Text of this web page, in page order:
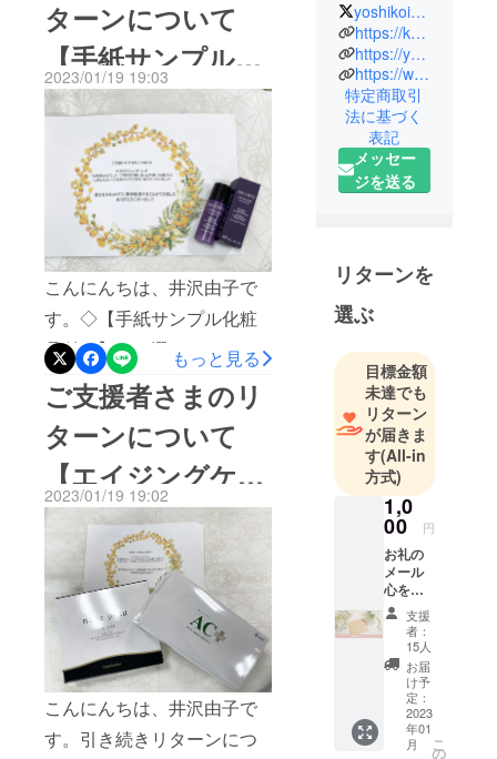
した。コロナも落ち着き、
活動ができるようになりま
したのでご報告させていた
だきます。昨日（6/15）某
介護デイケアサービスでハ
ンドマッサージ＆ネイルを
させて頂きました。お邪魔
したデイサービスでは美容
のイベントは初めてで、利
用者様はもちろん施設の方
にも大変ご興味を持ってい
ただきました。先方のご要
望で今回はハンドケアをす
ることになりました。参加
者８名。ハンドクリームを
たっぷりつけ、私のレク
チャーのもとそれぞれが自
身の手をマッサージ⁡。深呼
吸をして背筋を伸ばし、手
は水平に構え肩甲骨を使い
ながらの運動となりまし
た。普段使わない筋肉を
使ったので皆さん少々疲れ
ていらっしゃいました笑手
ターンについて
【手紙サンプル化
粧品付き】
2023/01/19 19:03
こんにんちは、井沢由子で
す。◇【手紙サンプル化粧
品付き】をお選びください
ましたご支援者さまへ発送
致しました。お手元に届く
までしばらくお待ちくださ
い。この度のサンプルは”コ
スメデコルテリポソームア
ドバンスリペアセラム” 発
売以来多くの方にご使用い
ただき、あらゆるベストコ
スメ賞を制覇。世のコスメ
ファンを魅了した逸品で
す。ぜひお肌で実感してく
ださい。今後とも引き続き
よろしくお願いいたしま
もっと見る
ご支援者さまのリ
ターンについて
【エイジングケア
美容液＆サプリメ
ントセット】
2023/01/19 19:02
こんにんちは、井沢由子で
す。引き続きリターンにつ
かきうち化
粧品店は、
私が8歳のと
きに私の両
親が立ち上
げたお店で
す。
ンに入社。
たあと、お
ことになり
ました。
私は眉が薄
く、小さい
頃から薄い
眉がコンプ
レックス。
何とか上手
に描こうと
努力してお
り、なんと
中学生のこ
ろから眉を
書いていま
yoshikoizawa
https://kksister.com/
https://youtube.com/channel/UCI1UDjX0Mk-dYQtA2cX1Yjg
https://www.instagram.com/izawa.yoshiko/
特定商取引
法に基づく
表記
メッセー
ジを送る
リターンを
選ぶ
目標金額
未達でも
リターン
が届きま
す(All-in
方式)
1,0
00 円
お礼の
メール
心を込
めた
メール
をお送
りいた
しま
す。
支援
者：
15人
お届
け予
定：
2023
年01
月
こ
の